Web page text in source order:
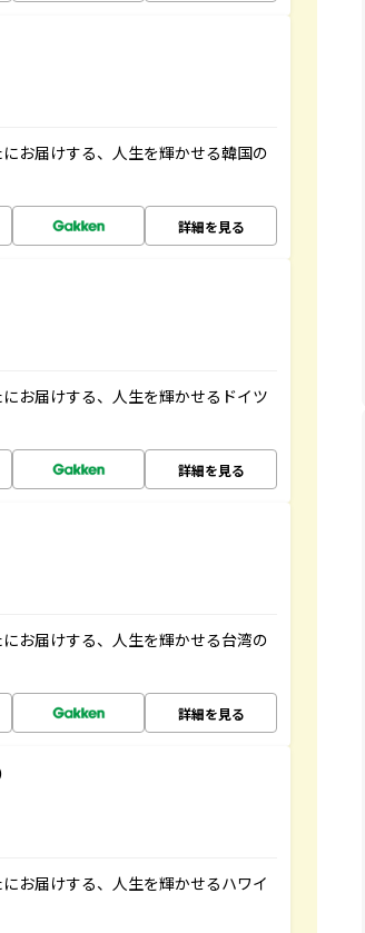
お届けする、人生を輝かせる韓国の
詳細を見る
お届けする、人生を輝かせるドイツ
詳細を見る
お届けする、人生を輝かせる台湾の
詳細を見る
お届けする、人生を輝かせるハワイ